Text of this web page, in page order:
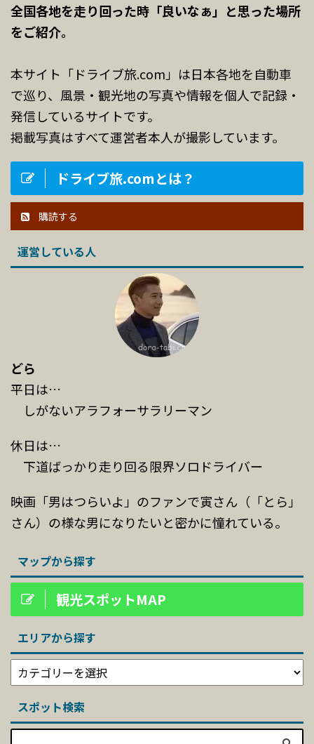
全国各地を走り回った時「良いなぁ」と思った場所
をご紹介。
本サイト「ドライブ旅.com」は日本各地を自動車
で巡り、風景・観光地の写真や情報を個人で記録・
発信しているサイトです。
掲載写真はすべて運営者本人が撮影しています。
ドライブ旅.comとは？
購読する
運営している人
どら
平日は…
しがないアラフォーサラリーマン
休日は…
下道ばっかり走り回る限界ソロドライバー
映画「男はつらいよ」のファンで寅さん（「とら」
さん）の様な男になりたいと密かに憧れている。
マップから探す
観光スポットMAP
エリアから探す
スポット検索